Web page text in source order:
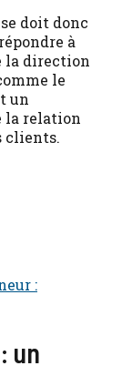
doit donc
à
la direction
le
un
la relation
clients.
:
un